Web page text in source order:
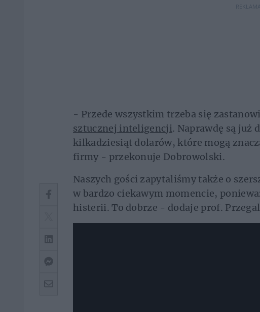
REKLAMA
- Przede wszystkim trzeba się
sztucznej inteligencji. Naprawdę są już
kilkadziesiąt dolarów, które mogą
firmy - przekonuje Dobrowolski.
Naszych gości zapytaliśmy także o
w bardzo ciekawym momencie,
histerii. To dobrze - dodaje prof.